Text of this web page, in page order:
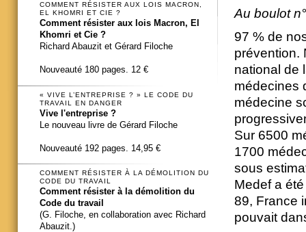
Au boulot
97 % de
prévention.
national de
médecines
médecine
Sur 6500
1700
sous
Medef a
89, France
pouvait
COMMENT RÉSISTER AUX LOIS MACRON,
EL KHOMRI ET CIE ?
Comment résister aux lois Macron, El
Khomri et Cie ?
Richard Abauzit et Gérard Filoche
Nouveauté 180 pages. 12 €
« VIVE L’ENTREPRISE ? » LE CODE DU
TRAVAIL EN DANGER
Vive l'entreprise ?
Le nouveau livre de Gérard Filoche
Nouveauté 192 pages. 14,95 €
COMMENT RÉSISTER À LA DÉMOLITION DU
CODE DU TRAVAIL
Comment résister à la démolition du
Code du travail
(G. Filoche, en collaboration avec Richard
Abauzit.)